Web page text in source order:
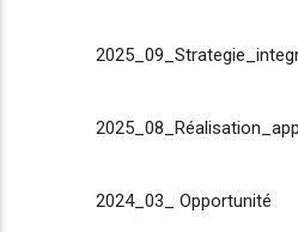
2024_03_ Opportunité